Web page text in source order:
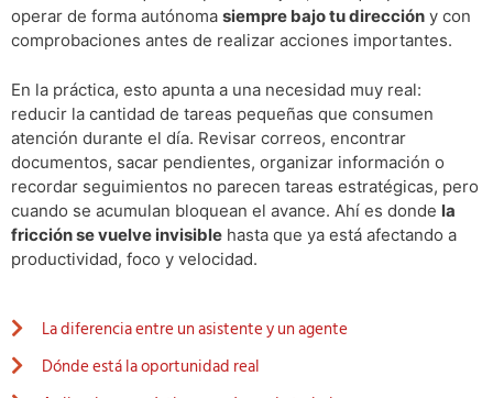
operar de forma autónoma siempre bajo tu dirección y con
comprobaciones antes de realizar acciones importantes.
En la práctica, esto apunta a una necesidad muy real:
reducir la cantidad de tareas pequeñas que consumen
atención durante el día. Revisar correos, encontrar
documentos, sacar pendientes, organizar información o
recordar seguimientos no parecen tareas estratégicas, pero
cuando se acumulan bloquean el avance. Ahí es donde la
fricción se vuelve invisible hasta que ya está afectando a
productividad, foco y velocidad.
La diferencia entre un asistente y un agente
Dónde está la oportunidad real